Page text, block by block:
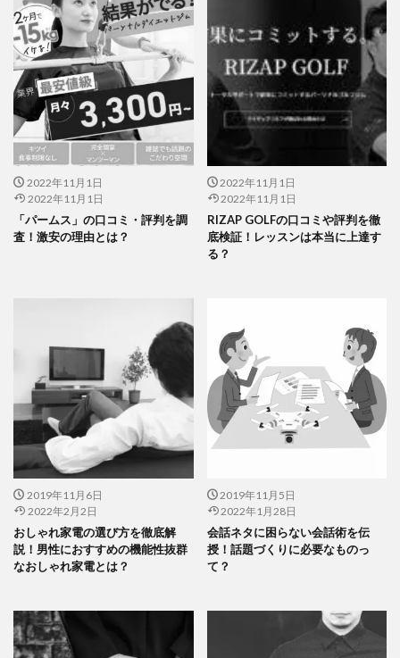
2022年11月1日
2022年11月1日
「パームス」の口コミ・評判を調
査！激安の理由とは？
2022年11月1日
2022年11月1日
RIZAP GOLFの口コミや評判を徹
底検証！レッスンは本当に上達す
る？
2019年11月6日
2022年2月2日
おしゃれ家電の選び方を徹底解
説！男性におすすめの機能性抜群
なおしゃれ家電とは？
2019年11月5日
2022年1月28日
会話ネタに困らない会話術を伝
授！話題づくりに必要なものっ
て？